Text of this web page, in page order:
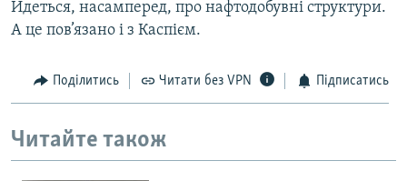
Йдеться, насамперед, про нафтодобувні структури.
А це пов’язано і з Каспієм.
Поділитись Читати без VPN Підписатись
Читайте також